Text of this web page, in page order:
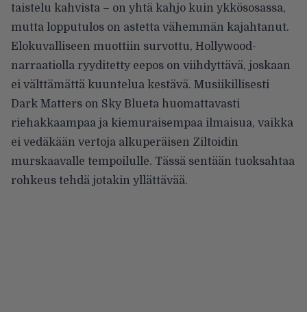
taistelu kahvista – on yhtä kahjo kuin ykkösosassa,
mutta lopputulos on astetta vähemmän kajahtanut.
Elokuvalliseen muottiin survottu, Hollywood-
narraatiolla ryyditetty eepos on viihdyttävä, joskaan
ei välttämättä kuuntelua kestävä. Musiikillisesti
Dark Matters on Sky Blueta huomattavasti
riehakkaampaa ja kiemuraisempaa ilmaisua, vaikka
ei vedäkään vertoja alkuperäisen Ziltoidin
murskaavalle tempoilulle. Tässä sentään tuoksahtaa
rohkeus tehdä jotakin yllättävää.